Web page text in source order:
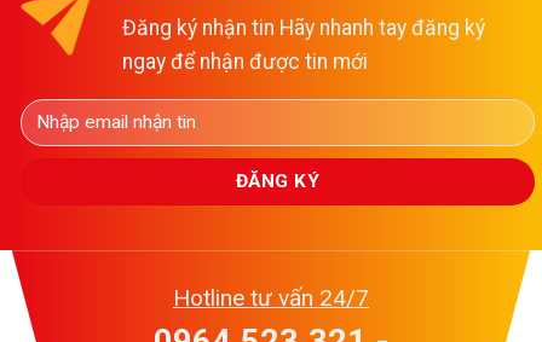
Đăng ký nhận tin Hãy nhanh tay đăng ký
ngay để nhận được tin mới
Hotline tư vấn 24/7